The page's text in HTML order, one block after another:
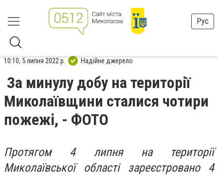
Рус
10:10, 5 липня 2022 р. Надійне джерело
За минулу добу на території
Миколаївщини сталися чотири
пожежі, - ФОТО
Протягом 4 липня на території
Миколаївської області зареєстровано 4